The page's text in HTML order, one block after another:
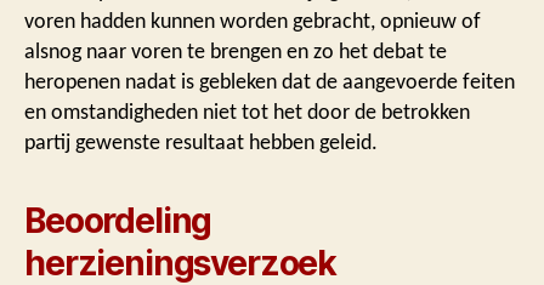
voren hadden kunnen worden gebracht, opnieuw of
alsnog naar voren te brengen en zo het debat te
heropenen nadat is gebleken dat de aangevoerde feiten
en omstandigheden niet tot het door de betrokken
partij gewenste resultaat hebben geleid.
Beoordeling
herzieningsverzoek